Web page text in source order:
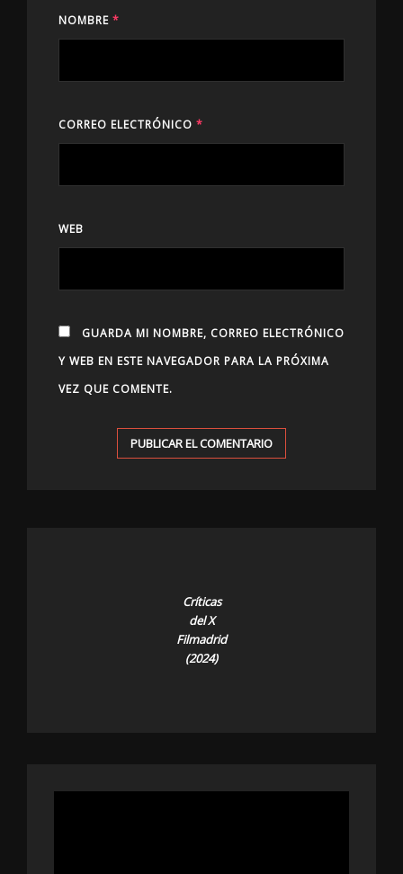
NOMBRE *
CORREO ELECTRÓNICO *
WEB
GUARDA MI NOMBRE, CORREO ELECTRÓNICO
Y WEB EN ESTE NAVEGADOR PARA LA PRÓXIMA
VEZ QUE COMENTE.
Críticas
del X
Filmadrid
(2024)